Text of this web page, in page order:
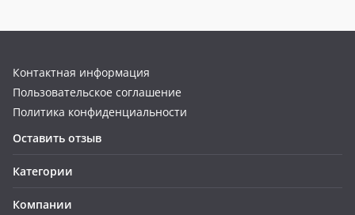
Контактная информация
Пользовательское соглашение
Политика конфиденциальности
Оставить отзыв
Категории
Компании